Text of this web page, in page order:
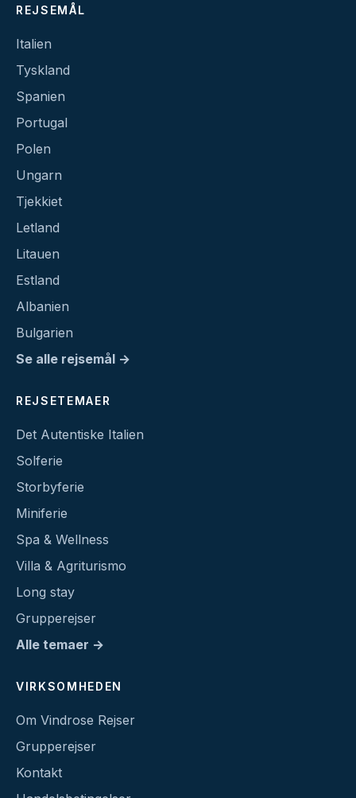
REJSEMÅL
Italien
Tyskland
Spanien
Portugal
Polen
Ungarn
Tjekkiet
Letland
Litauen
Estland
Albanien
Bulgarien
Se alle rejsemål →
REJSETEMAER
Det Autentiske Italien
Solferie
Storbyferie
Miniferie
Spa & Wellness
Villa & Agriturismo
Long stay
Grupperejser
Alle temaer →
VIRKSOMHEDEN
Om Vindrose Rejser
Grupperejser
Kontakt